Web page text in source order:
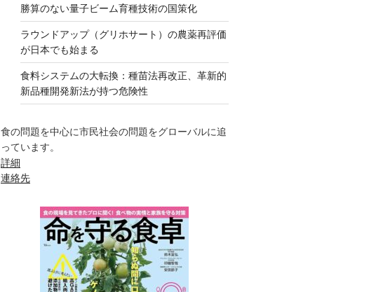
勝算のない量子ビーム育種技術の国策化
ラウンドアップ（グリホサート）の農薬再評価
が日本でも始まる
食料システムの大転換：種苗法再改正、革新的
新品種開発新法が持つ危険性
食の問題を中心に市民社会の問題をグローバルに追
っています。
詳細
連絡先